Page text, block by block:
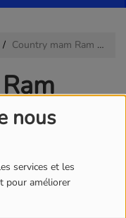
nous
services et les
pour améliorer
Country mam Ram 03.08.2026